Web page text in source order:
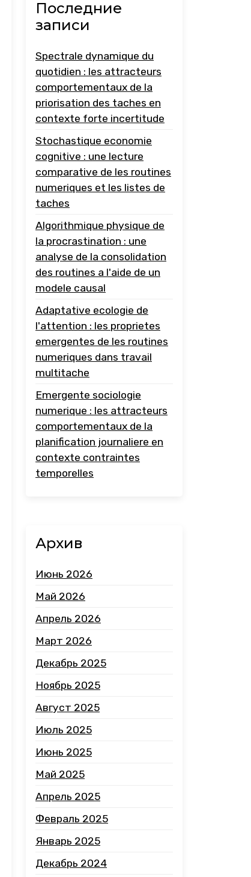
Последние
записи
Spectrale dynamique du
quotidien : les attracteurs
comportementaux de la
priorisation des taches en
contexte forte incertitude
Stochastique economie
cognitive : une lecture
comparative de les routines
numeriques et les listes de
taches
Algorithmique physique de
la procrastination : une
analyse de la consolidation
des routines a l'aide de un
modele causal
Adaptative ecologie de
l'attention : les proprietes
emergentes de les routines
numeriques dans travail
multitache
Emergente sociologie
numerique : les attracteurs
comportementaux de la
planification journaliere en
contexte contraintes
temporelles
Архив
Июнь 2026
Май 2026
Апрель 2026
Март 2026
Декабрь 2025
Ноябрь 2025
Август 2025
Июль 2025
Июнь 2025
Май 2025
Апрель 2025
Февраль 2025
Январь 2025
Декабрь 2024